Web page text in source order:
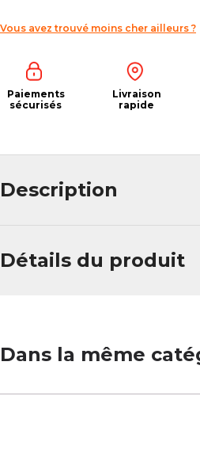
Vous avez trouvé moins cher ailleurs ?
Paiements
sécurisés
Livraison
rapide
Description
Détails du produit
Dans la même